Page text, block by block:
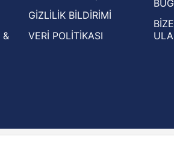
&
GİZLİLİK BİLDİRİMİ
VERİ POLİTİKASI
BİZE